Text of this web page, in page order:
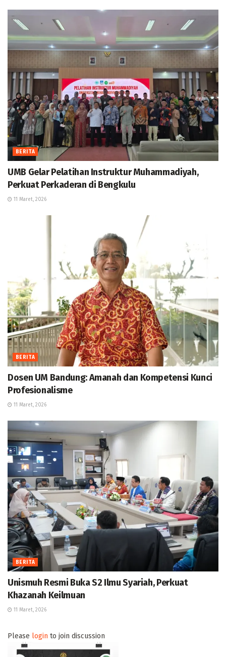
BERITA
UMB Gelar Pelatihan Instruktur Muhammadiyah,
Perkuat Perkaderan di Bengkulu
11 Maret, 2026
BERITA
Dosen UM Bandung: Amanah dan Kompetensi Kunci
Profesionalisme
11 Maret, 2026
BERITA
Unismuh Resmi Buka S2 Ilmu Syariah, Perkuat
Khazanah Keilmuan
11 Maret, 2026
Please login to join discussion